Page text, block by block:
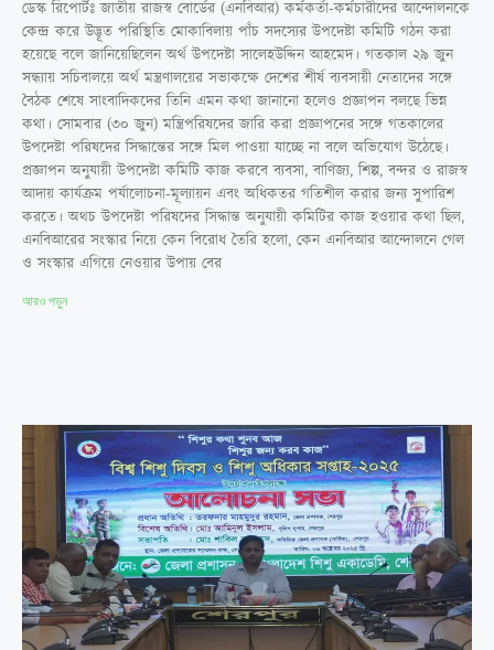
ডেস্ক রিপোর্টঃ জাতীয় রাজস্ব বোর্ডের (এনবিআর) কর্মকর্তা-কর্মচারীদের আন্দোলনকে
কেন্দ্র করে উদ্ভূত পরিস্থিতি মোকাবিলায় পাঁচ সদস্যের উপদেষ্টা কমিটি গঠন করা
হয়েছে বলে জানিয়েছিলেন অর্থ উপদেষ্টা সালেহউদ্দিন আহমেদ। গতকাল ২৯ জুন
সন্ধ্যায় সচিবালয়ে অর্থ মন্ত্রণালয়ের সভাকক্ষে দেশের শীর্ষ ব্যবসায়ী নেতাদের সঙ্গে
বৈঠক শেষে সাংবাদিকদের তিনি এমন কথা জানানো হলেও প্রজ্ঞাপন বলছে ভিন্ন
কথা। সোমবার (৩০ জুন) মন্ত্রিপরিষদের জারি করা প্রজ্ঞাপনের সঙ্গে গতকালের
উপদেষ্টা পরিষদের সিদ্ধান্তের সঙ্গে মিল পাওয়া যাচ্ছে না বলে অভিযোগ উঠেছে।
প্রজ্ঞাপন অনুযায়ী উপদেষ্টা কমিটি কাজ করবে ব্যবসা, বাণিজ্য, শিল্প, বন্দর ও রাজস্ব
আদায় কার্যক্রম পর্যালোচনা-মূল্যায়ন এবং অধিকতর গতিশীল করার জন্য সুপারিশ
করতে। অথচ উপদেষ্টা পরিষদের সিদ্ধান্ত অনুযায়ী কমিটির কাজ হওয়ার কথা ছিল,
এনবিআরের সংস্কার নিয়ে কেন বিরোধ তৈরি হলো, কেন এনবিআর আন্দোলনে গেল
ও সংস্কার এগিয়ে নেওয়ার উপায় বের
আরও পড়ুন